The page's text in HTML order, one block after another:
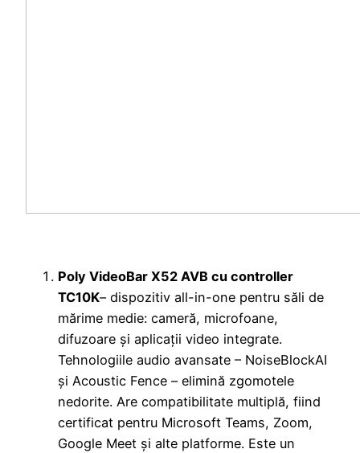
Poly VideoBar X52 AVB cu controller
TC10K– dispozitiv all-in-one pentru săli de
mărime medie: cameră, microfoane,
difuzoare și aplicații video integrate.
Tehnologiile audio avansate – NoiseBlockAI
și Acoustic Fence – elimină zgomotele
nedorite. Are compatibilitate multiplă, fiind
certificat pentru Microsoft Teams, Zoom,
Google Meet și alte platforme. Este un